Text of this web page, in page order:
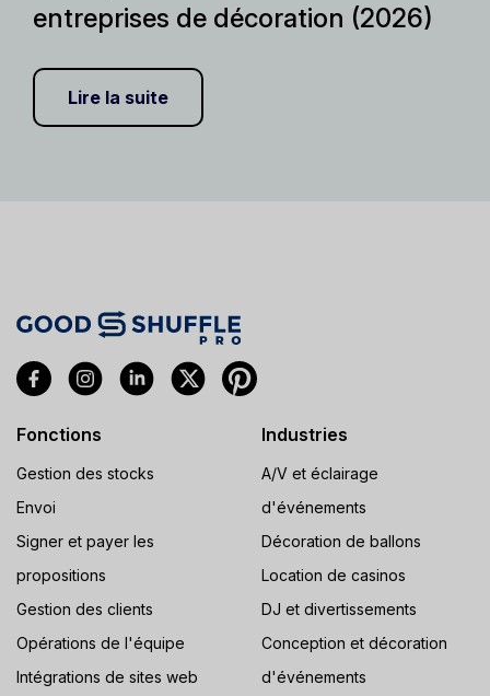
entreprises de décoration (2026)
Lire la suite
Fonctions
Gestion des stocks
Envoi
Signer et payer les
propositions
Gestion des clients
Opérations de l'équipe
Intégrations de sites web
Industries
A/V et éclairage
d'événements
Décoration de ballons
Location de casinos
DJ et divertissements
Conception et décoration
d'événements